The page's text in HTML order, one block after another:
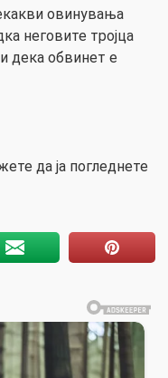
овинувања
неговите тројца
дека обвинет е
да ја погледнете